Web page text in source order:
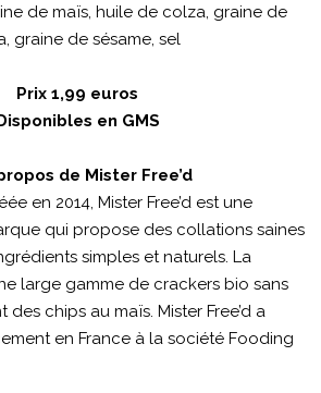
de maïs, huile de colza, graine de
graine de sésame, sel
Prix 1,99 euros
en GMS
de Mister Free’d
en 2014, Mister Free’d est une
qui propose des collations saines
simples et naturels. La
large gamme de crackers bio sans
chips au maïs. Mister Free’d a
en France à la société Fooding